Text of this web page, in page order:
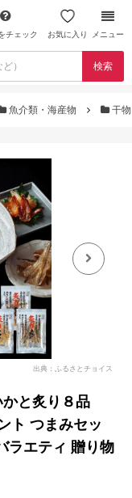
チェック お気に入り メニュー
検索
魚介類・海産物 干
出典：ふるさとチョイス
と炙り８品
ト つまみセッ
ラエティ 贈り物